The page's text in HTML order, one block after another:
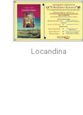
Locandina